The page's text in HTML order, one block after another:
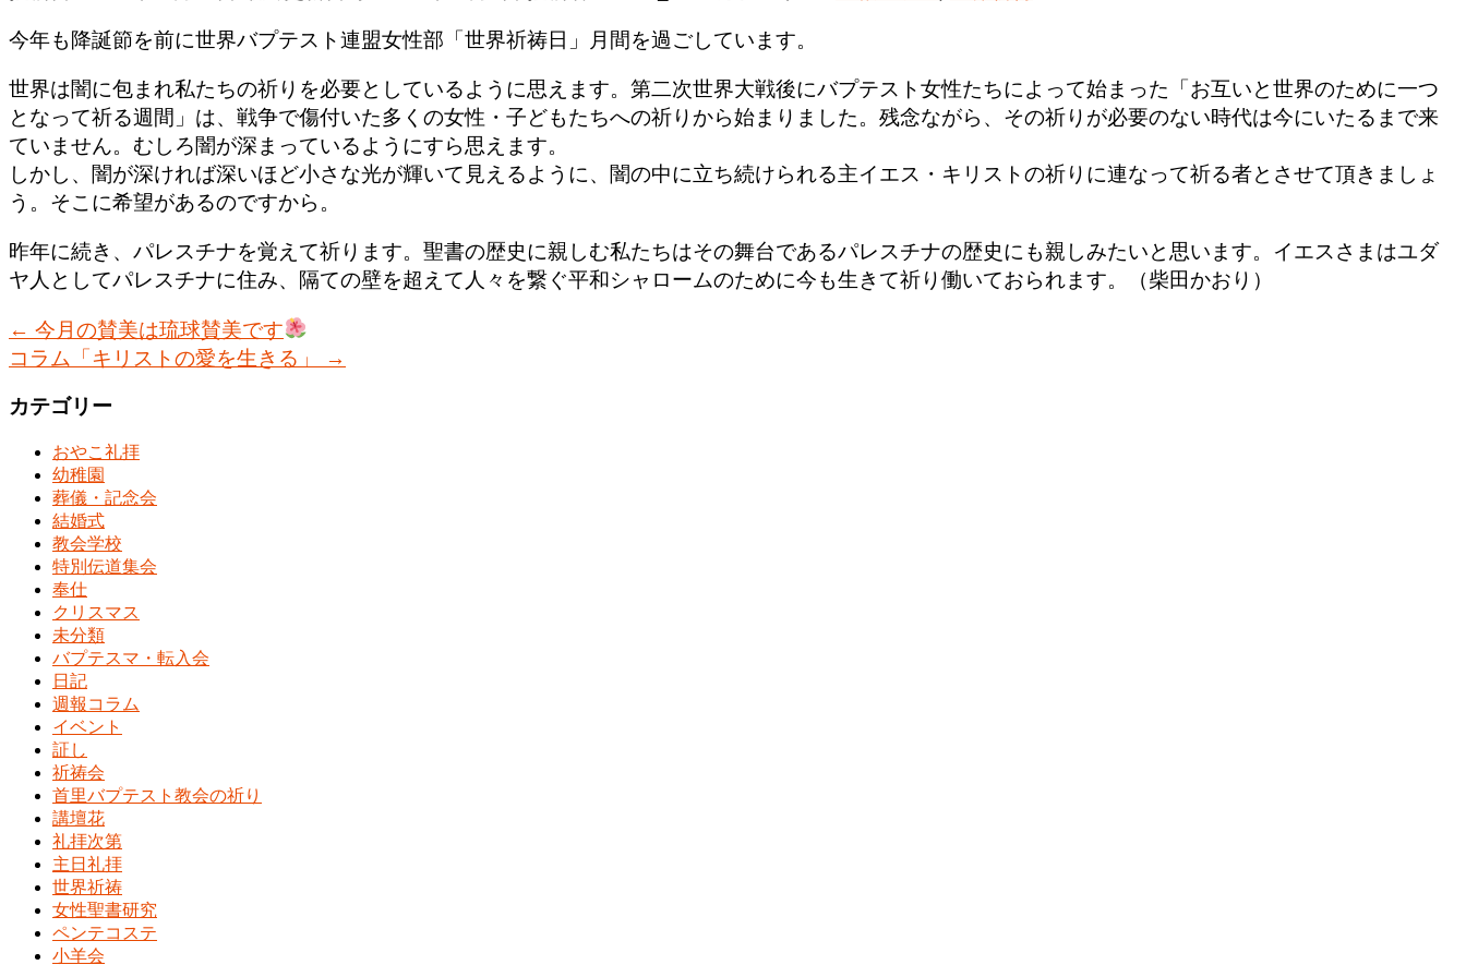
今年も降誕節を前に世界バプテスト連盟女性部「世界祈祷日」月間を過ごしています。
世界は闇に包まれ私たちの祈りを必要としているように思えます。第二次世界大戦後にバプテスト女性たちによって始まった「お互いと世界のために一つ
となって祈る週間」は、戦争で傷付いた多くの女性・子どもたちへの祈りから始まりました。残念ながら、その祈りが必要のない時代は今にいたるまで来
ていません。むしろ闇が深まっているようにすら思えます。
しかし、闇が深ければ深いほど小さな光が輝いて見えるように、闇の中に立ち続けられる主イエス・キリストの祈りに連なって祈る者とさせて頂きましょ
う。そこに希望があるのですから。
昨年に続き、パレスチナを覚えて祈ります。聖書の歴史に親しむ私たちはその舞台であるパレスチナの歴史にも親しみたいと思います。イエスさまはユダ
ヤ人としてパレスチナに住み、隔ての壁を超えて人々を繋ぐ平和シャロームのために今も生きて祈り働いておられます。（柴田かおり）
← 今月の賛美は琉球賛美です
コラム「キリストの愛を生きる」
→
カテゴリー
おやこ礼拝
幼稚園
葬儀・記念会
結婚式
教会学校
特別伝道集会
奉仕
クリスマス
未分類
バプテスマ・転入会
日記
週報コラム
イベント
証し
祈祷会
首里バプテスト教会の祈り
講壇花
礼拝次第
主日礼拝
世界祈祷
女性聖書研究
ペンテコステ
小羊会